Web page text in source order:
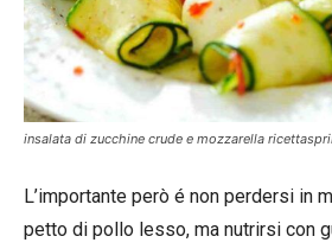
insalata di zucchine crude e mozzarella
L’importante però é non perdersi in
petto di pollo lesso, ma nutrirsi con